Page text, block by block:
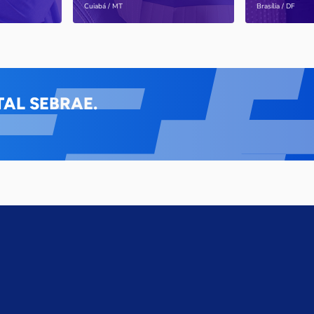
Cuiabá / MT
Saiba mais Brasília / DF
Saiba mais
SEBRAE.